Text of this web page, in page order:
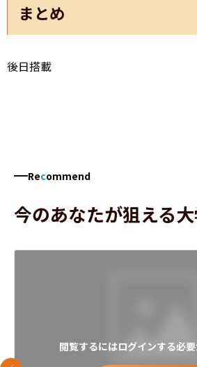
まとめ
後日搭載
Recommend
今のあなたが狙える
閲覧するにはログインする必要